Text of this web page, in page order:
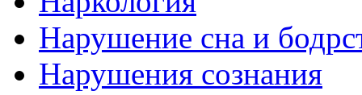
Нарушение сна и
Нарушения сознания